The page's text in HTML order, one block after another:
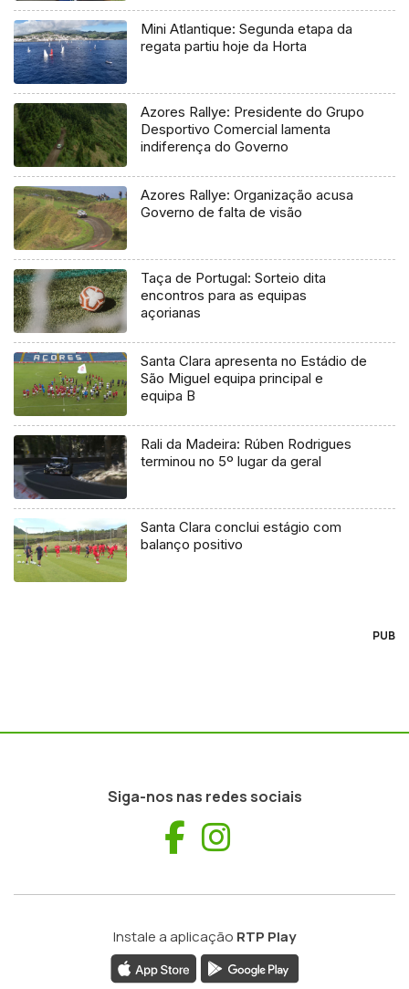
Mini Atlantique: Segunda etapa da
regata partiu hoje da Horta
Azores Rallye: Presidente do Grupo
Desportivo Comercial lamenta
indiferença do Governo
Azores Rallye: Organização acusa
Governo de falta de visão
Taça de Portugal: Sorteio dita
encontros para as equipas
açorianas
Santa Clara apresenta no Estádio de
São Miguel equipa principal e
equipa B
Rali da Madeira: Rúben Rodrigues
terminou no 5º lugar da geral
Santa Clara conclui estágio com
balanço positivo
PUB
Siga-nos nas redes sociais
Facebook
Instale a aplicação RTP Play